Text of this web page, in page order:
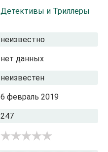
Детективы и Триллеры
неизвестно
нет данных
неизвестен
6 февраль 2019
247